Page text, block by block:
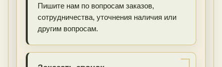
Пишите нам по вопросам заказов,
сотрудничества, уточнения наличия или
другим вопросам.